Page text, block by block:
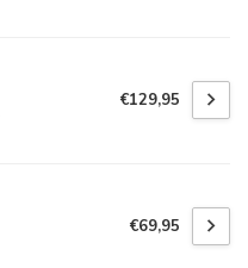
€129,95
€69,95